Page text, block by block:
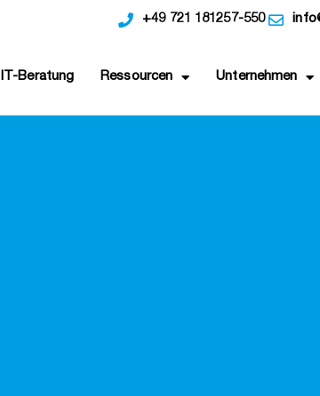
+49 721 181257-550
IT-Beratung Ressourcen Unternehmen